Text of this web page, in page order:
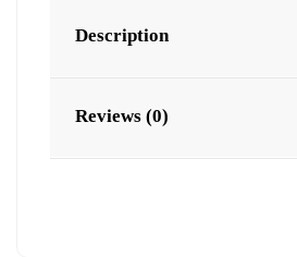
Description
Reviews (0)